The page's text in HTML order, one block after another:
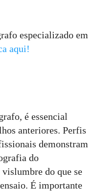
especializado em
aqui!
é essencial
anteriores. Perfis
demonstram
do
do que se
É importante